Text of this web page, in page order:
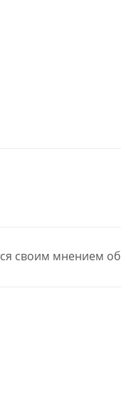
своим мнением